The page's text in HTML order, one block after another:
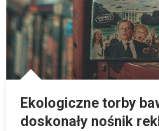
Ekologiczne torby
doskonały nośnik